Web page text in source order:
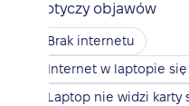
Dotyczy objawów
Brak internetu
Internet w laptopie się
Laptop nie widzi karty